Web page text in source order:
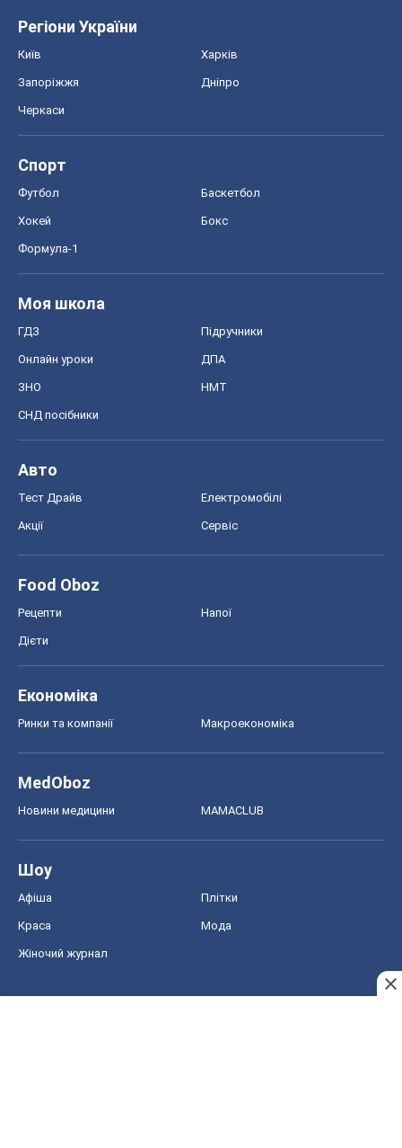
Регіони України
Київ Харків
Запоріжжя Дніпро
Черкаси
Спорт
Футбол Баскетбол
Хокей Бокс
Формула-1
Моя школа
ГДЗ Підручники
Онлайн уроки ДПА
ЗНО НМТ
СНД посібники
Авто
Тест Драйв Електромобілі
Акції Сервіс
Food Oboz
Рецепти Напої
Дієти
Економіка
Ринки та компанії Макроекономіка
MedOboz
Новини медицини MAMACLUB
Шоу
Афіша Плітки
Краса Мода
Жіночий журнал